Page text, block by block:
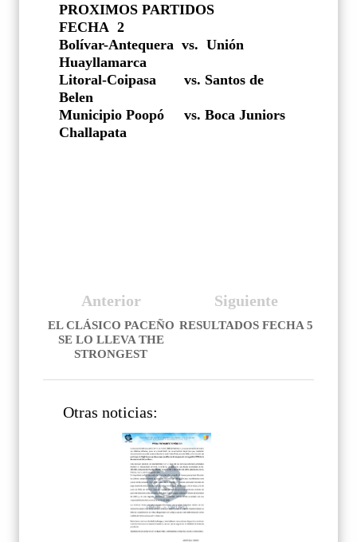
PROXIMOS PARTIDOS
FECHA 2
Bolívar-Antequera vs. Unión
Huayllamarca
Litoral-Coipasa vs. Santos de
Belen
Municipio Poopó vs. Boca Juniors
Challapata
Siguiente
RESULTADOS FECHA 5
Anterior
EL CLÁSICO PACEÑO
SE LO LLEVA THE
STRONGEST
Otras noticias: